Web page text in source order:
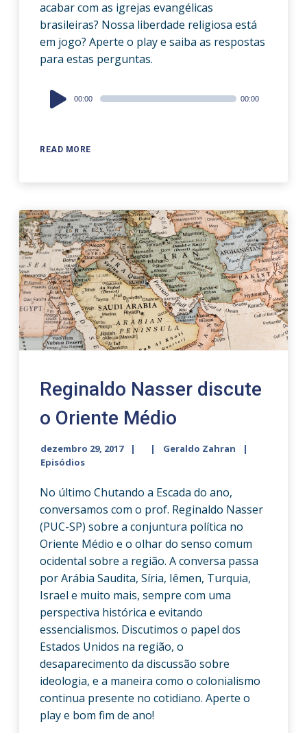
acabar com as igrejas evangélicas
brasileiras? Nossa liberdade religiosa está
em jogo? Aperte o play e saiba as respostas
para estas perguntas.
READ MORE
Audio
Player
00:00 00:00
Reginaldo Nasser discute
o Oriente Médio
dezembro 29, 2017
Geraldo Zahran
Episódios
No último Chutando a Escada do ano,
conversamos com o prof. Reginaldo Nasser
(PUC-SP) sobre a conjuntura política no
Oriente Médio e o olhar do senso comum
ocidental sobre a região. A conversa passa
por Arábia Saudita, Síria, Iêmen, Turquia,
Israel e muito mais, sempre com uma
perspectiva histórica e evitando
essencialismos. Discutimos o papel dos
Estados Unidos na região, o
desaparecimento da discussão sobre
ideologia, e a maneira como o colonialismo
continua presente no cotidiano. Aperte o
play e bom fim de ano!